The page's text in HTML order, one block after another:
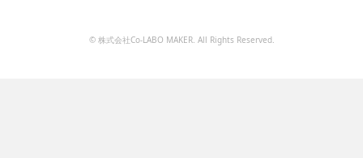
© 株式会社Co-LABO MAKER. All Rights Reserved.